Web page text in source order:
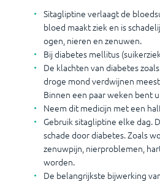
Sitagliptine verlaagt de
bloed maakt ziek en is
ogen, nieren en zenuwen.
Bij diabetes mellitus
De klachten van diabetes
droge mond verdwijnen
Binnen een paar weken bent
Neem dit medicijn met een
Gebruik sitagliptine elke dag.
schade door diabetes. Zoals
zenuwpijn, nierproblemen,
worden.
De belangrijkste bijwerking